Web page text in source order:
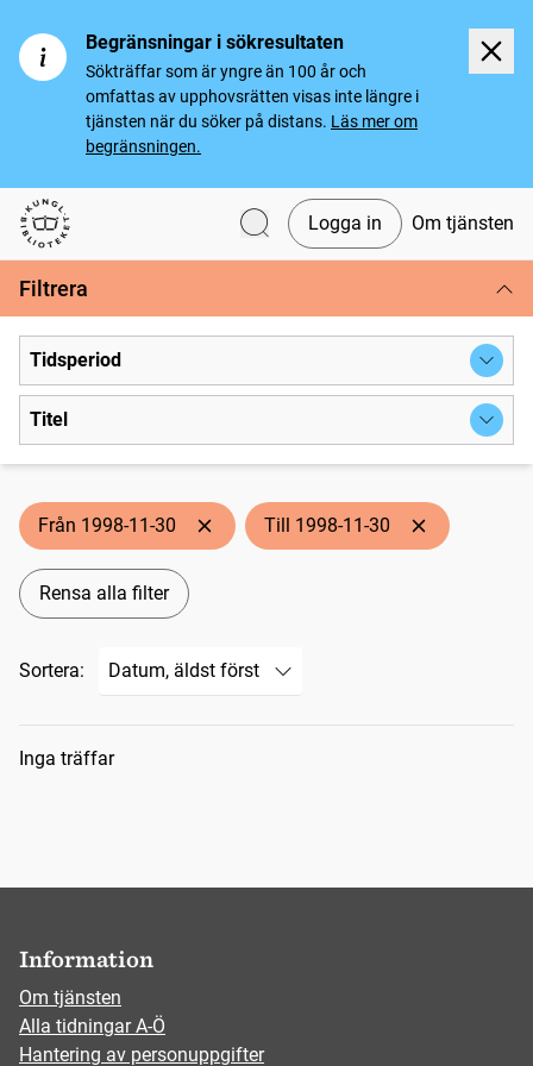
Begränsningar i sökresultaten
Sökträffar som är yngre än 100 år och
omfattas av upphovsrätten visas inte längre i
tjänsten när du söker på distans. Läs mer om
begränsningen.
Svenska tidningar
Logga in Om tjänsten
Filtrera
Tidsperiod
Titel
Från 1998-11-30 Till 1998-11-30
Rensa alla filter
Sortera:
Sökresultat
Inga träffar
Information
Om tjänsten
Alla tidningar A-Ö
Hantering av personuppgifter